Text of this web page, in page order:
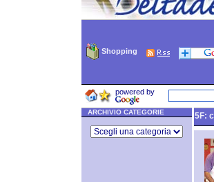
Shopping
powered by
ARCHIVIO CATEGORIE 5F: